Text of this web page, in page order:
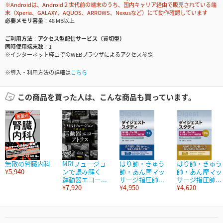
※Androidは、Android２世代前の端末のうち、国内キャリア経由で販売されている端
末（Xperia、GALAXY、AQUOS、ARROWS、Nexusなど）にて動作確認しています
必要メモリ容量
48 MB以上
ご利用方法
アクセス型配信サービス（買切型）
同時使用端末数
1
※インターネット経由でのWEBブラウザによるアクセス参照
※導入・利用方法の詳細はこちら
この商品を買った人は、こんな商品も買っています。
無敵の腎臓内科
¥5,940
MRIフュージョ
ンで読み解く
運動器エコー...
¥7,920
はり師・きゅう
師・あん摩マッ
サージ指圧師...
¥4,950
はり師・きゅう
師・あん摩マッ
サージ指圧師...
¥4,620